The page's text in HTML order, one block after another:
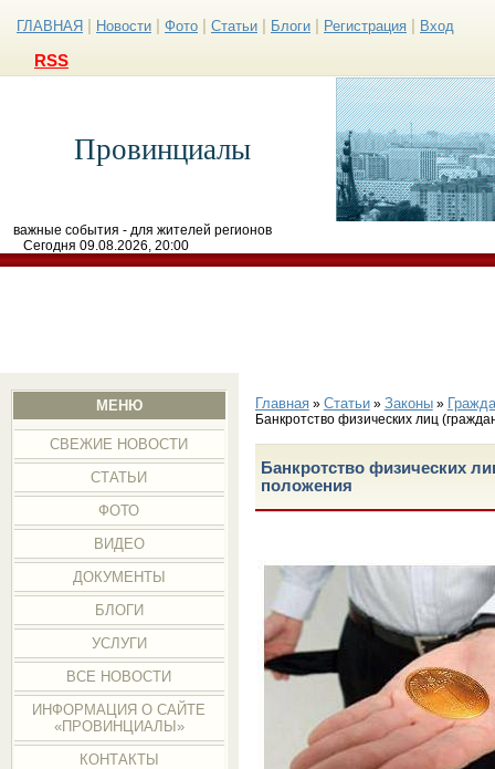
ГЛАВНАЯ Новости Фото Статьи Блоги Регистрация Вход
RSS
Провинциалы
важные события - для жителей регионов
Сегодня 09.08.2026, 20:00
МЕНЮ
СВЕЖИЕ НОВОСТИ
СТАТЬИ
ФОТО
ВИДЕО
ДОКУМЕНТЫ
БЛОГИ
УСЛУГИ
ВСЕ НОВОСТИ
ИНФОРМАЦИЯ О САЙТЕ
«ПРОВИНЦИАЛЫ»
КОНТАКТЫ
Главная» Статьи» Законы»
Банкротство физических лиц
Банкротство физических
положения